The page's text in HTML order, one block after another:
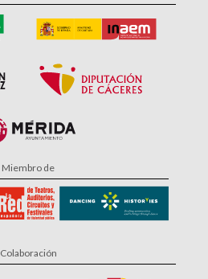
Miembro de
Colaboración